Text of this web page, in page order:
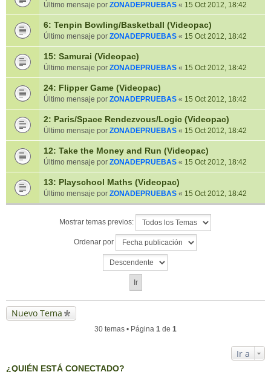
Último mensaje por ZONADEPRUEBAS « 15 Oct 2012, 18:42
6: Tenpin Bowling/Basketball (Videopac)
Último mensaje por ZONADEPRUEBAS « 15 Oct 2012, 18:42
15: Samurai (Videopac)
Último mensaje por ZONADEPRUEBAS « 15 Oct 2012, 18:42
24: Flipper Game (Videopac)
Último mensaje por ZONADEPRUEBAS « 15 Oct 2012, 18:42
2: Paris/Space Rendezvous/Logic (Videopac)
Último mensaje por ZONADEPRUEBAS « 15 Oct 2012, 18:42
12: Take the Money and Run (Videopac)
Último mensaje por ZONADEPRUEBAS « 15 Oct 2012, 18:42
13: Playschool Maths (Videopac)
Último mensaje por ZONADEPRUEBAS « 15 Oct 2012, 18:42
Mostrar temas previos:
Ordenar por
Nuevo Tema
30 temas • Página 1 de 1
Ir a
¿QUIÉN ESTÁ CONECTADO?